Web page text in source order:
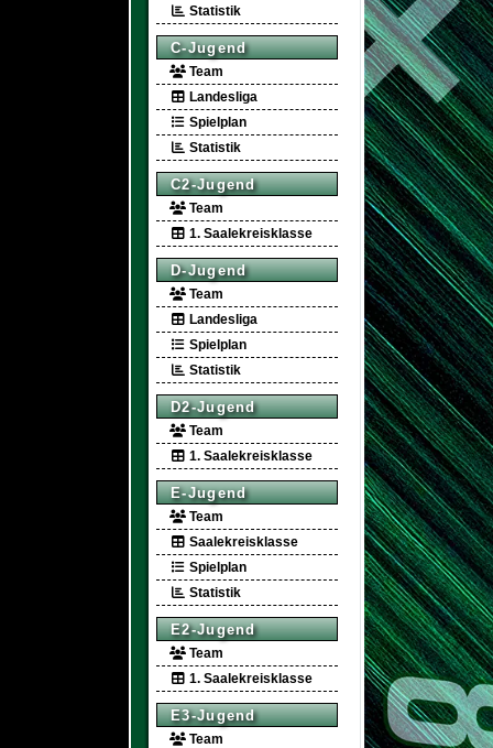
Statistik
C-Jugend
Team
Landesliga
Spielplan
Statistik
C2-Jugend
Team
1. Saalekreisklasse
D-Jugend
Team
Landesliga
Spielplan
Statistik
D2-Jugend
Team
1. Saalekreisklasse
E-Jugend
Team
Saalekreisklasse
Spielplan
Statistik
E2-Jugend
Team
1. Saalekreisklasse
E3-Jugend
Team